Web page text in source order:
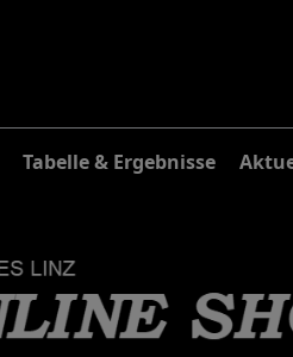
Tabelle & Ergebnisse